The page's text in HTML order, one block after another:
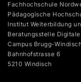
Fachhochschule
Pädagogische
Institut Weiterbildung
Beratungsstelle
Campus Brugg-
Bahnhofstrasse 6
5210 Windisch